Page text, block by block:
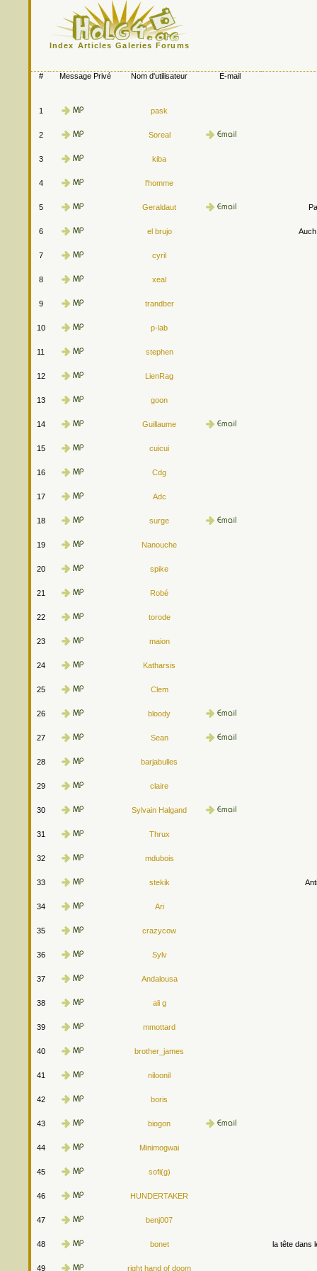
Index Articles Galeries Forums
# Message Privé Nom d'utilisateur E-mail
1 pask
2 Soreal
3 kiba
4 l'homme
5 Geraldaut
6 el brujo
7 cyril
8 xeal
9 trandber
10 p-lab
11 stephen
12 LienRag
13 goon
14 Guillaume
15 cuicui
16 Cdg
17 Adc
18 surge
19 Nanouche
20 spike
21 Robé
22 torode
23 maion
24 Katharsis
25 Clem
26 bloody
27 Sean
28 barjabulles
29 claire
30 Sylvain Halgand
31 Thrux
32 mdubois
33 stekik
34 Ari
35 crazycow
36 Sylv
37 Andalousa
38 ali g
39 mmottard
40 brother_james
41 niloonil
42 boris
43 biogon
44 Minimogwai
45 sofi(g)
46 HUNDERTAKER
47 benj007
48 bonet la tête dans
49 right hand of doom